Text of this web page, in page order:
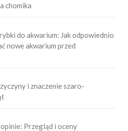
chomika
do akwarium: Jak odpowiednio
nowe akwarium przed
i znaczenie szaro-
Przegląd i oceny